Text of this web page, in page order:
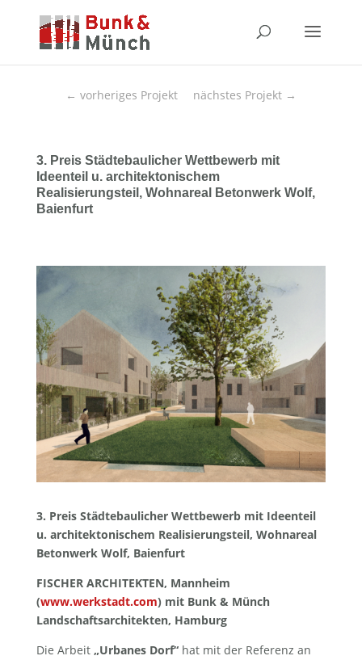
← vorheriges Projekt nächstes Projekt →
3. Preis Städtebaulicher Wettbewerb mit
Ideenteil u. architektonischem
Realisierungsteil, Wohnareal Betonwerk Wolf,
Baienfurt
3. Preis Städtebaulicher Wettbewerb mit Ideenteil
u. architektonischem Realisierungsteil, Wohnareal
Betonwerk Wolf, Baienfurt
FISCHER ARCHITEKTEN, Mannheim
(www.werkstadt.com) mit Bunk & Münch
Landschaftsarchitekten, Hamburg
Die Arbeit „Urbanes Dorf“hat mit der Referenz an